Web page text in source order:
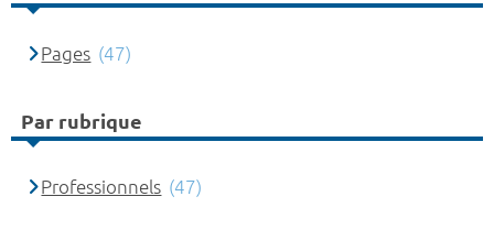
Pages (47)
Par rubrique
Professionnels (47)